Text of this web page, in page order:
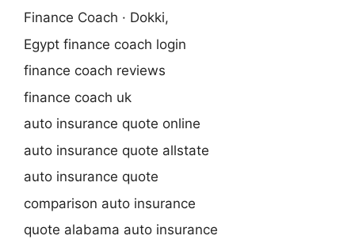
Finance Coach · Dokki,
Egypt finance coach login
finance coach reviews
finance coach uk
auto insurance quote online
auto insurance quote allstate
auto insurance quote
comparison auto insurance
quote alabama auto insurance